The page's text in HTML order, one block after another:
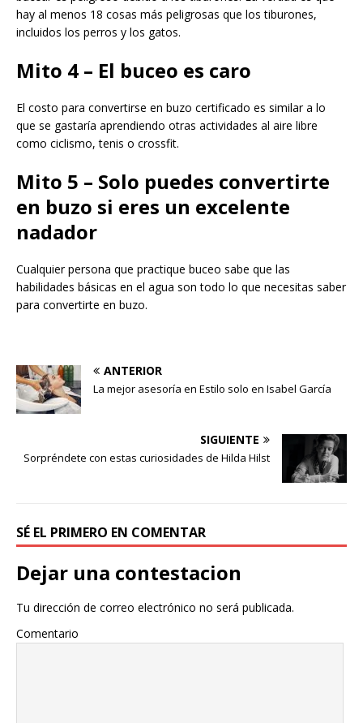
hay al menos 18 cosas más peligrosas que los tiburones,
incluidos los perros y los gatos.
Mito 4 – El buceo es caro
El costo para convertirse en buzo certificado es similar a lo
que se gastaría aprendiendo otras actividades al aire libre
como ciclismo, tenis o crossfit.
Mito 5 – Solo puedes convertirte
en buzo si eres un excelente
nadador
Cualquier persona que practique buceo sabe que las
habilidades básicas en el agua son todo lo que necesitas saber
para convertirte en buzo.
ANTERIOR
La mejor asesoría en Estilo solo en Isabel García
SIGUIENTE
Sorpréndete con estas curiosidades de Hilda Hilst
SÉ EL PRIMERO EN COMENTAR
Dejar una contestacion
Tu dirección de correo electrónico no será publicada.
Comentario